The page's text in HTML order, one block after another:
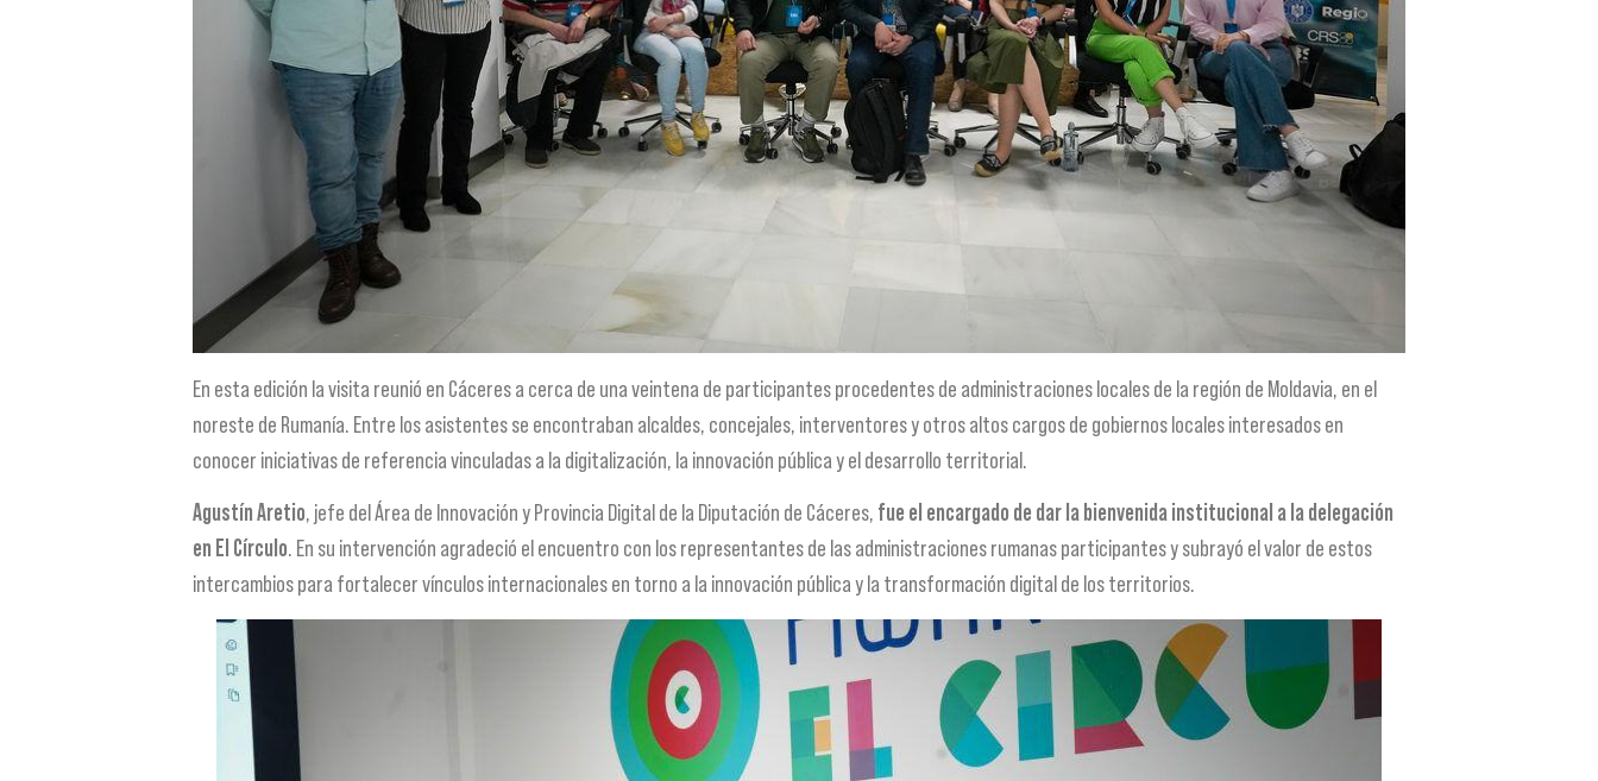
En esta edición la visita reunió en Cáceres a cerca de una veintena de participantes procedentes de administraciones locales de la región de Moldavia, en el
noreste de Rumanía. Entre los asistentes se encontraban alcaldes, concejales, interventores y otros altos cargos de gobiernos locales interesados en
conocer iniciativas de referencia vinculadas a la digitalización, la innovación pública y el desarrollo territorial.
Agustín Aretio, jefe del Área de Innovación y Provincia Digital de la Diputación de Cáceres, fue el encargado de dar la bienvenida institucional a la delegación
en El Círculo. En su intervención agradeció el encuentro con los representantes de las administraciones rumanas participantes y subrayó el valor de estos
intercambios para fortalecer vínculos internacionales en torno a la innovación pública y la transformación digital de los territorios.